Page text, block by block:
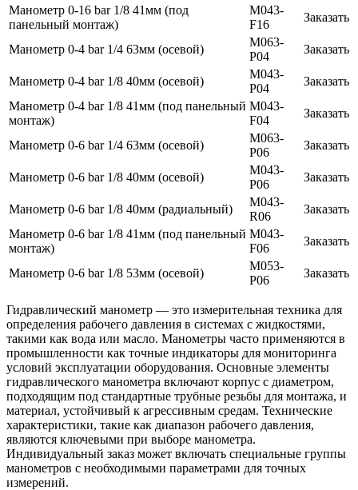
Манометр 0-16 bar 1/8 41мм (под
панельный монтаж)
M043-
F16
Заказать
Манометр 0-4 bar 1/4 63мм (осевой)
M063-
P04
Заказать
Манометр 0-4 bar 1/8 40мм (осевой)
M043-
P04
Заказать
Манометр 0-4 bar 1/8 41мм (под панельный
монтаж)
M043-
F04
Заказать
Манометр 0-6 bar 1/4 63мм (осевой)
M063-
P06
Заказать
Манометр 0-6 bar 1/8 40мм (осевой)
M043-
P06
Заказать
Манометр 0-6 bar 1/8 40мм (радиальный)
M043-
R06
Заказать
Манометр 0-6 bar 1/8 41мм (под панельный
монтаж)
M043-
F06
Заказать
Манометр 0-6 bar 1/8 53мм (осевой)
M053-
P06
Заказать
Гидравлический манометр — это измерительная техника для
определения рабочего давления в системах с жидкостями,
такими как вода или масло. Манометры часто применяются в
промышленности как точные индикаторы для мониторинга
условий эксплуатации оборудования. Основные элементы
гидравлического манометра включают корпус с диаметром,
подходящим под стандартные трубные резьбы для монтажа, и
материал, устойчивый к агрессивным средам. Технические
характеристики, такие как диапазон рабочего давления,
являются ключевыми при выборе манометра.
Индивидуальный заказ может включать специальные группы
манометров с необходимыми параметрами для точных
измерений.